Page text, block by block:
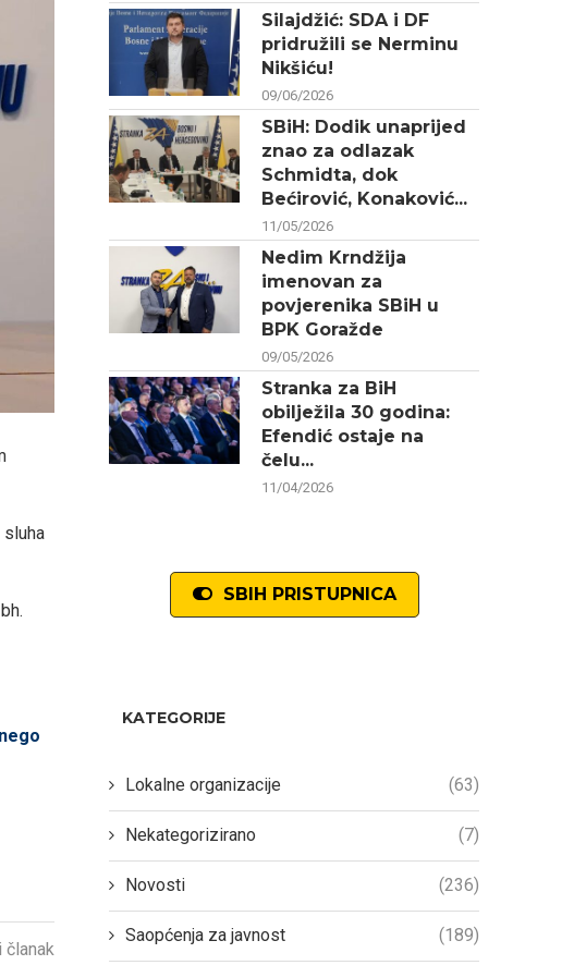
sluha
članak
Silajdžić: SDA i DF
pridružili se Nerminu
Nikšiću!
09/06/2026
SBiH: Dodik unaprijed
znao za odlazak
Schmidta, dok
Bećirović, Konaković...
11/05/2026
Nedim Krndžija
imenovan za
povjerenika SBiH u
BPK Goražde
09/05/2026
Stranka za BiH
obilježila 30 godina:
Efendić ostaje na
čelu...
11/04/2026
SBIH PRISTUPNICA
KATEGORIJE
Lokalne organizacije (63)
Nekategorizirano (7)
Novosti (236)
Saopćenja za javnost (189)